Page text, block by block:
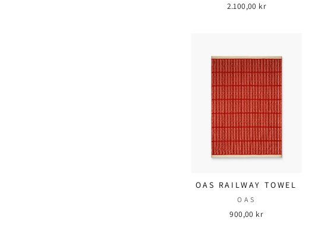
2.100,00 kr
OAS RAILWAY TOWEL
OAS
900,00 kr